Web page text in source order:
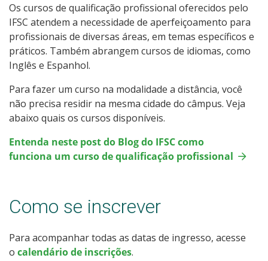
Processo de Inscrição
Resultados das Vagas Remanescentes
Como posso estudar no IFSC?
Processos Seletivos
Cotas
Os cursos de qualificação profissional oferecidos pelo
IFSC atendem a necessidade de aperfeiçoamento para
profissionais de diversas áreas, em temas específicos e
práticos. Também abrangem cursos de idiomas, como
Inglês e Espanhol.
Para fazer um curso na modalidade a distância, você
não precisa residir na mesma cidade do câmpus. Veja
abaixo quais os cursos disponíveis.
Entenda neste post do Blog do IFSC como
funciona um curso de qualificação profissional
Como se inscrever
Para acompanhar todas as datas de ingresso, acesse
o calendário de inscrições.